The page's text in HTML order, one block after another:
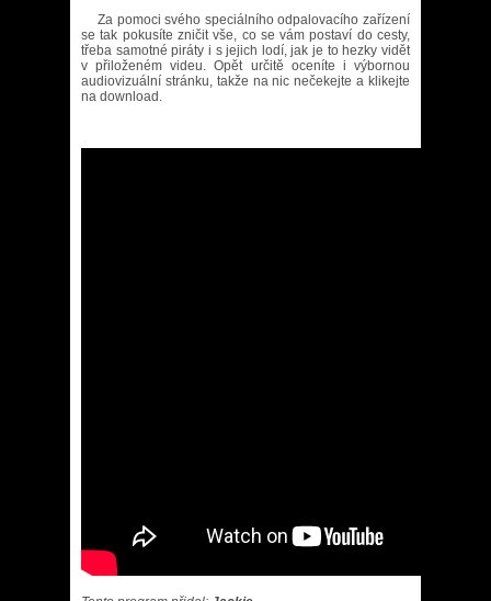
Za pomoci svého speciálního odpalovacího zařízení
se tak pokusíte zničit vše, co se vám postaví do cesty,
třeba samotné piráty i s jejich lodí, jak je to hezky vidět
v přiloženém videu. Opět určitě oceníte i výbornou
audiovizuální stránku, takže na nic nečekejte a klikejte
na download.